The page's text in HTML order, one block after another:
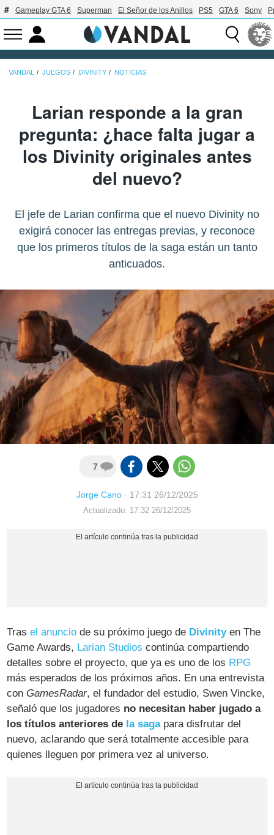
Gameplay GTA 6 Superman El Señor de los Anillos PS5 GTA 6 Sony
VANDAL JUEGOS DIVINITY NOTICIAS
Larian responde a la gran
pregunta: ¿hace falta jugar a
los Divinity originales antes
del nuevo?
El jefe de Larian confirma que el nuevo Divinity no
exigirá conocer las entregas previas, y reconoce
que los primeros títulos de la saga están un tanto
anticuados.
7
Jorge Cano· 17:31 26/12/2025
Actualizado: 17:32 26/12/2025
Trasel anuncio de su próximo juego de Divinityen The
Game Awards, Larian Studios continúa compartiendo
detalles sobre el proyecto, que ya es uno de los RPG
más esperados de los próximos años. En una entrevista
conGamesRadar, el fundador del estudio, Swen Vincke,
señaló que los jugadores no necesitan haber jugado a
los títulos anteriores de la sagapara disfrutar del
nuevo, aclarando que será totalmente accesible para
quienes lleguen por primera vez al universo.